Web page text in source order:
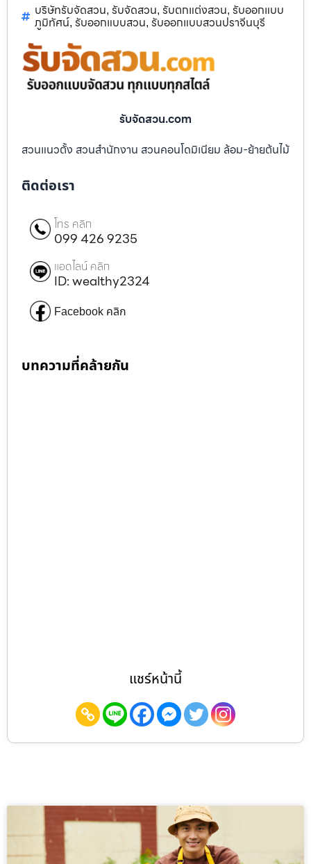
บริษัทรับจัดสวน, รับจัดสวน, รับตกแต่งสวน, รับออกแบบ
ภูมิทัศน์, รับออกแบบสวน, รับออกแบบสวนปราจีนบุรี
รับจัดสวน.com
สวนแนวตั้ง สวนสำนักงาน สวนคอนโดมิเนียม ล้อม-ย้ายต้นไม้
ติดต่อเรา
โทร คลิก
099 426 9235
แอดไลน์ คลิก
ID: wealthy2324
Facebook คลิก
บทความที่คล้ายกัน
แชร์หน้านี้